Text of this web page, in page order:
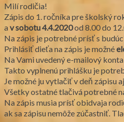
Milí rodičia!
Zápis do 1. ročníka pre školský
a v sobotu 4.4.2020od 8.00 do
Na zápis je potrebné prísť s
Prihlásiť dieťa na zápis je možné
Na Vami uvedený e-mailový
Takto vyplnenú prihlášku je
Je možné ju vytlačiť v deň zápisu
Všetky ostatné tlačivá potrebné
Na zápis musia prísť obidvaja
ak sa zápisu nemôže zúčastniť.